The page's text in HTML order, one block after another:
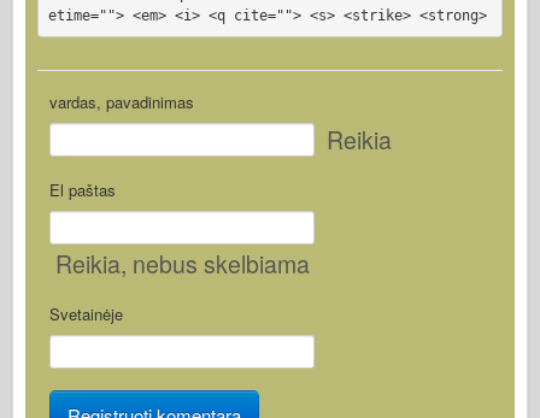
etime=""> <em> <i> <q cite=""> <s> <strike> <strong>
vardas, pavadinimas
Reikia
El paštas
Reikia, nebus skelbiama
Svetainėje